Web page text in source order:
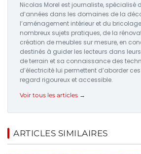
Nicolas Morel est journaliste, spécialisé
d’années dans les domaines de la
l’aménagement intérieur et du
nombreux sujets pratiques, de la
création de meubles sur mesure, en
destinés à guider les lecteurs dans
de terrain et sa connaissance des
d’électricité lui permettent d’aborder
regard rigoureux et accessible.
Voir tous les articles →
ARTICLES SIMILAIRES